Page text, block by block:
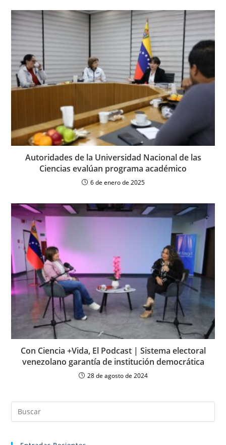
Autoridades de la Universidad Nacional de las
Ciencias evalúan programa académico
6 de enero de 2025
Con Ciencia +Vida, El Podcast | Sistema electoral
venezolano garantía de institución democrática
28 de agosto de 2024